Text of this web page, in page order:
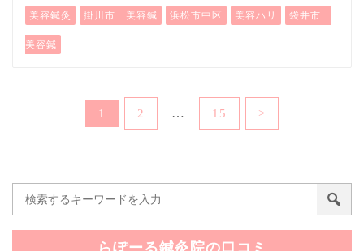
美容鍼灸 掛川市 美容鍼 浜松市中区 美容ハリ 袋井市
美容鍼
1 2 … 15 >